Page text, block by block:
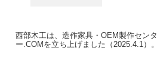
西部木工は、造作家具・OEM製作センタ
ー.COMを立ち上げました（2025.4.1）。